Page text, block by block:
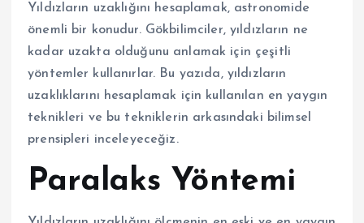
Yıldızların uzaklığını hesaplamak, astronomide
önemli bir konudur. Gökbilimciler, yıldızların ne
kadar uzakta olduğunu anlamak için çeşitli
yöntemler kullanırlar. Bu yazıda, yıldızların
uzaklıklarını hesaplamak için kullanılan en yaygın
teknikleri ve bu tekniklerin arkasındaki bilimsel
prensipleri inceleyeceğiz.
Paralaks Yöntemi